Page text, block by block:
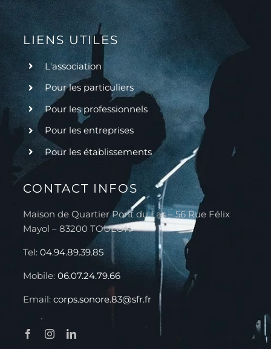
LIENS UTILES
L'association
Pour les particuliers
Pour les professionnels
Pour les entreprises
Pour les établissements
CONTACT INFOS
Maison de Quartier Pont du Las – 56 Rue Félix
Mayol – 83200 TOULON
Tel: 04.94.89.39.85
Mobile: 06.07.24.79.66
Email: corps.sonore.83@sfr.fr